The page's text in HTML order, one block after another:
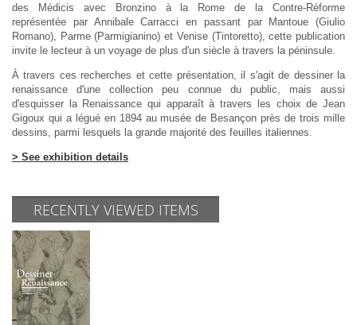
des Médicis avec Bronzino à la Rome de la Contre-Réforme
représentée par Annibale Carracci en passant par Mantoue (Giulio
Romano), Parme (Parmigianino) et Venise (Tintoretto), cette publication
invite le lecteur à un voyage de plus d'un siècle à travers la péninsule.
À travers ces recherches et cette présentation, il s'agit de dessiner la
renaissance d'une collection peu connue du public, mais aussi
d'esquisser la Renaissance qui apparaît à travers les choix de Jean
Gigoux qui a légué en 1894 au musée de Besançon près de trois mille
dessins, parmi lesquels la grande majorité des feuilles italiennes.
> See exhibition details
RECENTLY VIEWED ITEMS